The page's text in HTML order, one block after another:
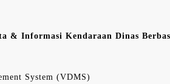
& Informasi Kendaraan Dinas
System (VDMS)